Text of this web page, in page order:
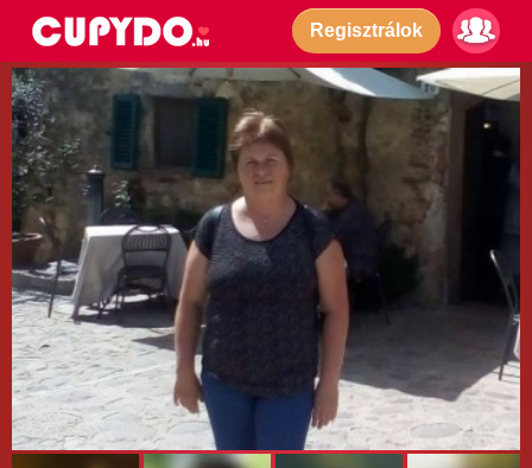
Regisztrálok